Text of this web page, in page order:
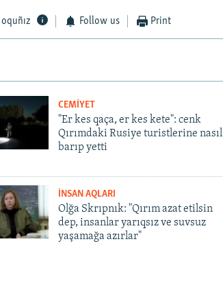
Follow us Print
CEMİYET
"Er kes qaça, er kes kete": cenk
Qırımdaki Rusiye turistlerine nasıl
barıp yetti
İNSAN AQLARI
Olğa Skrıpnık: "Qırım azat etilsin
dep, insanlar yarıqsız ve suvsuz
yaşamağa azırlar"